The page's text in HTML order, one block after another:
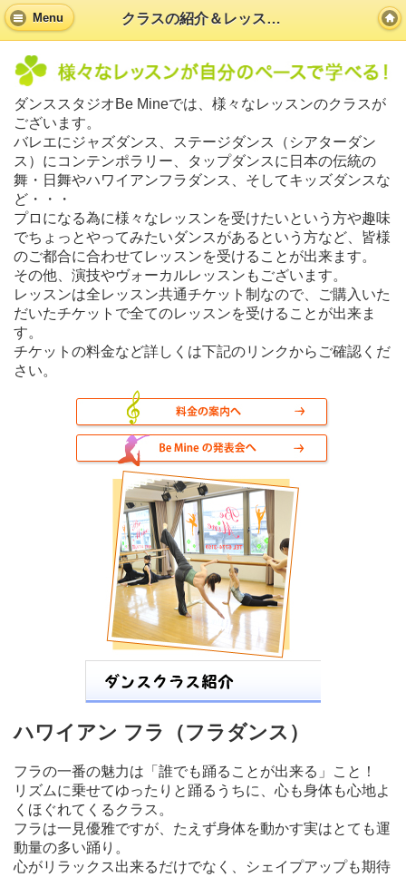
Menu クラスの紹介＆レッスン風景
ダンススタジオBe Mineでは、様々なレッスンのクラスが
ございます。
バレエにジャズダンス、ステージダンス（シアターダン
ス）にコンテンポラリー、タップダンスに日本の伝統の
舞・日舞やハワイアンフラダンス、そしてキッズダンスな
ど・・・
プロになる為に様々なレッスンを受けたいという方や趣味
でちょっとやってみたいダンスがあるという方など、皆様
のご都合に合わせてレッスンを受けることが出来ます。
その他、演技やヴォーカルレッスンもございます。
レッスンは全レッスン共通チケット制なので、ご購入いた
だいたチケットで全てのレッスンを受けることが出来ま
す。
チケットの料金など詳しくは下記のリンクからご確認くだ
さい。
ハワイアン フラ（フラダンス）
フラの一番の魅力は「誰でも踊ることが出来る」こと！
リズムに乗せてゆったりと踊るうちに、心も身体も心地よ
くほぐれてくるクラス。
フラは一見優雅ですが、たえず身体を動かす実はとても運
動量の多い踊り。
心がリラックス出来るだけでなく、シェイプアップも期待